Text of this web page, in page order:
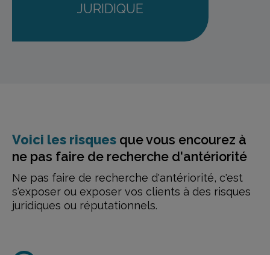
JURIDIQUE
Voici les risques que vous encourez à
ne pas faire de recherche d'antériorité
Ne pas faire de recherche d'antériorité, c'est
s'exposer ou exposer vos clients à des risques
juridiques ou réputationnels.